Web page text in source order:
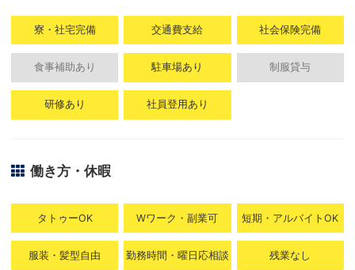
寮・社宅完備 交通費支給 社会保険完備
食事補助あり 駐車場あり 制服貸与
研修あり 社員登用あり
働き方・休暇
タトゥーOK Wワーク・副業可 短期・アルバイトOK
服装・髪型自由 勤務時間・曜日応相談 残業なし